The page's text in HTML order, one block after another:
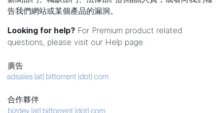
告我們網站或某個產品的漏洞。
Looking for help? For Premium product related
questions, please visit our Help page.
廣告
合作夥伴